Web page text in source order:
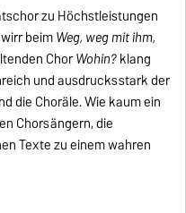
zu Höchstleistungen
beimWeg, weg mit ihm,
ChorWohin?klang
und ausdrucksstark der
die Choräle. Wie kaum ein
Chorsängern, die
Texte zu einem wahren